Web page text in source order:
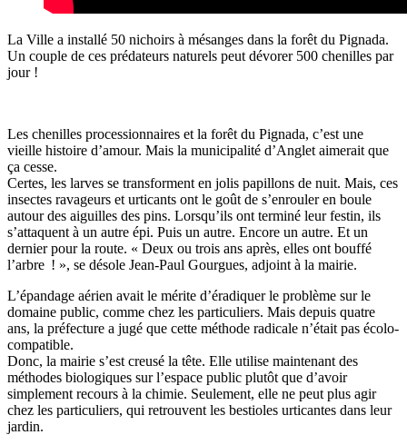
La Ville a installé 50 nichoirs à mésanges dans la forêt du Pignada.
Un couple de ces prédateurs naturels peut dévorer 500 chenilles par
jour !
Les chenilles processionnaires et la forêt du Pignada, c’est une
vieille histoire d’amour. Mais la municipalité d’Anglet aimerait que
ça cesse.
Certes, les larves se transforment en jolis papillons de nuit. Mais, ces
insectes ravageurs et urticants ont le goût de s’enrouler en boule
autour des aiguilles des pins. Lorsqu’ils ont terminé leur festin, ils
s’attaquent à un autre épi. Puis un autre. Encore un autre. Et un
dernier pour la route. « Deux ou trois ans après, elles ont bouffé
l’arbre ! », se désole Jean-Paul Gourgues, adjoint à la mairie.
L’épandage aérien avait le mérite d’éradiquer le problème sur le
domaine public, comme chez les particuliers. Mais depuis quatre
ans, la préfecture a jugé que cette méthode radicale n’était pas écolo-
compatible.
Donc, la mairie s’est creusé la tête. Elle utilise maintenant des
méthodes biologiques sur l’espace public plutôt que d’avoir
simplement recours à la chimie. Seulement, elle ne peut plus agir
chez les particuliers, qui retrouvent les bestioles urticantes dans leur
jardin.